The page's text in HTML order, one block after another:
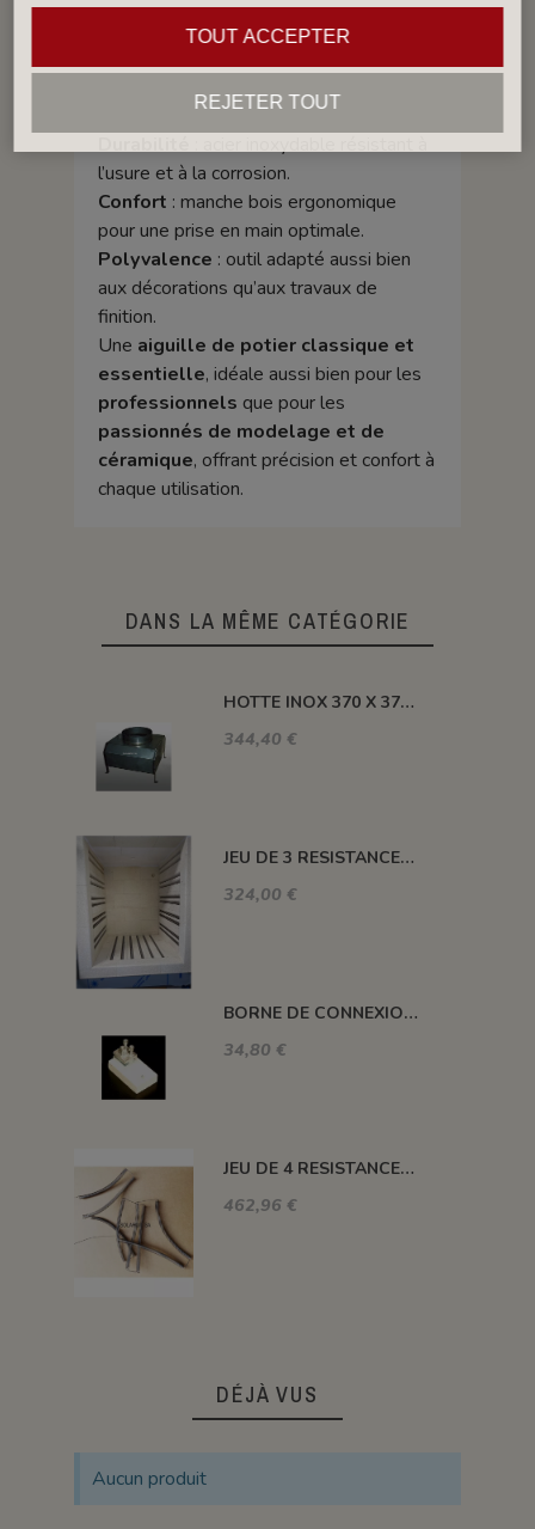
des détails nets.
l’usure et à la corrosion.
Confort : manche bois ergonomique
pour une prise en main optimale.
Polyvalence : outil adapté aussi bien
aux décorations qu’aux travaux de
finition.
Une aiguille de potier classique et
essentielle, idéale aussi bien pour les
professionnels que pour les
passionnés de modelage et de
céramique, offrant précision et confort à
chaque utilisation.
DANS LA MÊME CATÉGORIE
HOTTE INOX 370 X 370 X H 410 MM
344,40 €
JEU DE 3 RESISTANCES 1300°C HELIOS 110 L
324,00 €
BORNE DE CONNEXION POUR FOUR H, ALFA, DELTA, HC ET SM
34,80 €
JEU DE 4 RESISTANCES FOUR 1320°C PLUTON-3S 76 L
462,96 €
DÉJÀ VUS
Aucun produit
REJETER TOUT
TOUT ACCEPTER